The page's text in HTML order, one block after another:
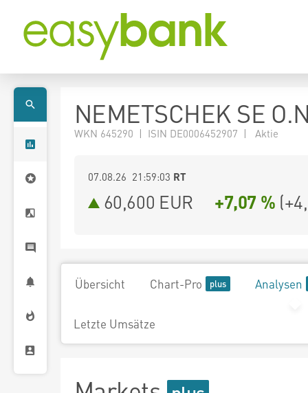
NEMETSCHEK SE
WKN 645290 | ISIN DE0006452907 | Aktie
07.08.26 21:59:03 RT
60,600 EUR +7,07 % (
Übersicht Chart-Pro Analysen
Letzte Umsätze